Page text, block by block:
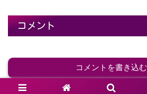
コメント
コメントを書き込む